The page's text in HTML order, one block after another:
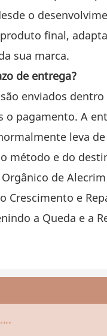
o
final,
sua marca.
de entrega?
enviados dentro
o pagamento. A
leva de
método e do